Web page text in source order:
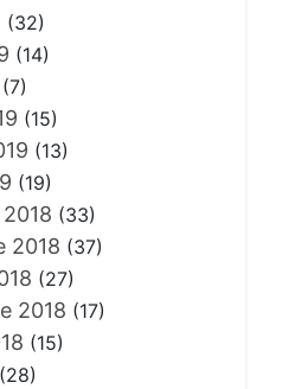
(32)
(14)
(7)
(15)
(13)
(19)
(33)
2018 (37)
(27)
2018 (17)
(15)
(28)